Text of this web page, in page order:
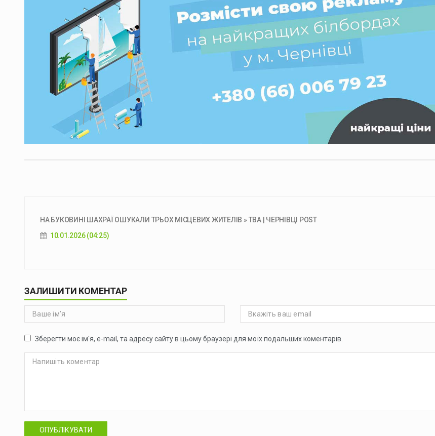
НА БУКОВИНІ ШАХРАЇ ОШУКАЛИ ТРЬОХ МІСЦЕВИХ ЖИТЕЛІВ » ТВА | ЧЕРНІВЦІ POST
10.01.2026 (04:25)
ЗАЛИШИТИ КОМЕНТАР
Зберегти моє ім'я, e-mail, та адресу сайту в цьому браузері для моїх подальших коментарів.
ОПУБЛІКУВАТИ